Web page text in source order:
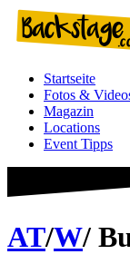
Zum
Inhalt
springen
Startseite
Fotos &
Magazin
Locations
Event Tipps
AT/W/